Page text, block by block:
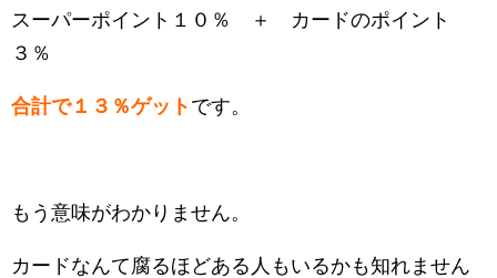
スーパーポイント１０％ ＋ カードのポイント
３％
合計で１３％ゲット です。
もう意味がわかりません。
カードなんて腐るほどある人もいるかも知れません